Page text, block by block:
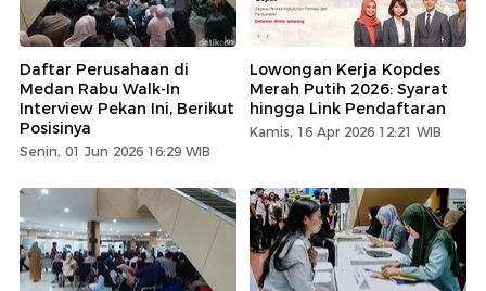
Daftar Perusahaan di
Medan Rabu Walk-In
Interview Pekan Ini, Berikut
Posisinya
Senin, 01 Jun 2026 16:29 WIB
Lowongan Kerja Kopdes
Merah Putih 2026: Syarat
hingga Link Pendaftaran
Kamis, 16 Apr 2026 12:21 WIB